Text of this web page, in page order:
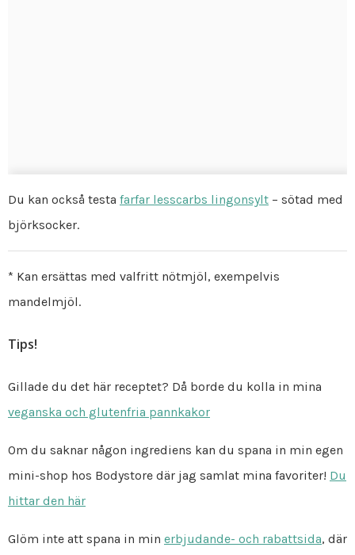
Du kan också testa farfar lesscarbs lingonsylt – sötad med
björksocker.
* Kan ersättas med valfritt nötmjöl, exempelvis
mandelmjöl.
Tips!
Gillade du det här receptet? Då borde du kolla in mina
veganska och glutenfria pannkakor
Om du saknar någon ingrediens kan du spana in min egen
mini-shop hos Bodystore där jag samlat mina favoriter! Du
hittar den här
Glöm inte att spana in min erbjudande- och rabattsida, där